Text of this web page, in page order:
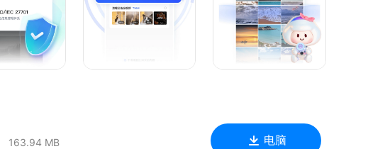
163.94 MB 电脑